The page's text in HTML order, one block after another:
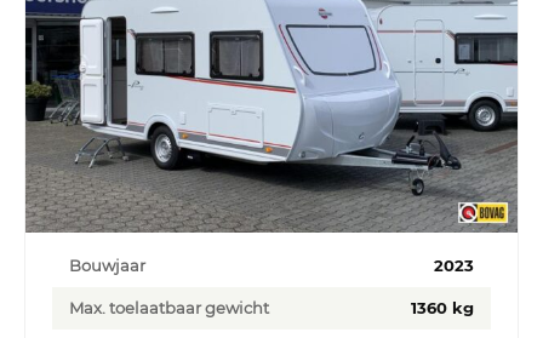
Bouwjaar 2023
Max. toelaatbaar gewicht 1360 kg